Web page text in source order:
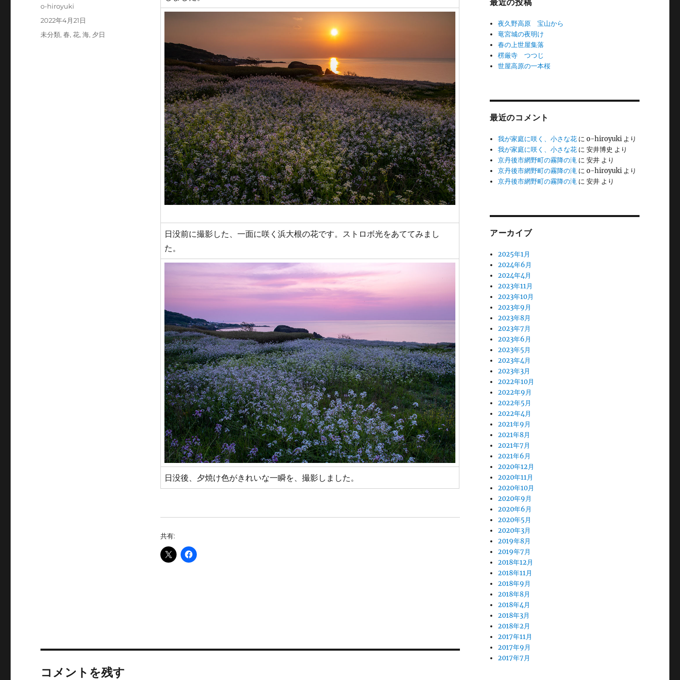
日没前に撮影した、一面に咲く浜大根の花です。ストロボ光をあててみまし
た。
日没後、夕焼け色がきれいな一瞬を、撮影しました。
共有:
投
o-hiroyuki
投
稿
2022年4月21日
カ
未分類,春,花,海, 夕日
コメントを残す
最近の投稿
夜久野高原 宝山から
竜宮城の夜明け
春の上世屋集落
楞厳寺 つつじ
世屋高原の一本桜
最近のコメント
我が家庭に咲く、小さな花 にo-hiroyuki より
我が家庭に咲く、小さな花 に安井博史 より
京丹後市網野町の霧降の滝 に安井 より
京丹後市網野町の霧降の滝 にo-hiroyuki より
京丹後市網野町の霧降の滝 に安井 より
アーカイブ
2025年1月
2024年6月
2024年4月
2023年11月
2023年10月
2023年9月
2023年8月
2023年7月
2023年6月
2023年5月
2023年4月
2023年3月
2022年10月
2022年9月
2022年5月
2022年4月
2021年9月
2021年8月
2021年7月
2021年6月
2020年12月
2020年11月
2020年10月
2020年9月
2020年6月
2020年5月
2020年3月
2019年8月
2019年7月
2018年12月
2018年11月
2018年9月
2018年8月
2018年4月
2018年3月
2018年2月
2017年11月
2017年9月
2017年7月